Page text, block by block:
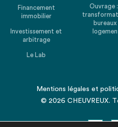
Financement
immobilier
Investissement et
arbitrage
Le Lab
Ouvrage :
bureaux
Mentions légales et
© 2026 CHEUVREUX.